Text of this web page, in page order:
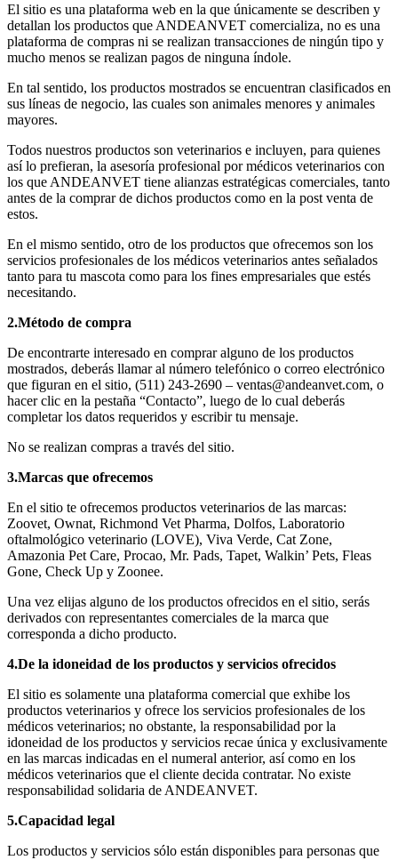
El sitio es una plataforma web en la que únicamente se describen y
detallan los productos que ANDEANVET comercializa, no es una
plataforma de compras ni se realizan transacciones de ningún tipo y
mucho menos se realizan pagos de ninguna índole.
En tal sentido, los productos mostrados se encuentran clasificados en
sus líneas de negocio, las cuales son animales menores y animales
mayores.
Todos nuestros productos son veterinarios e incluyen, para quienes
así lo prefieran, la asesoría profesional por médicos veterinarios con
los que ANDEANVET tiene alianzas estratégicas comerciales, tanto
antes de la comprar de dichos productos como en la post venta de
estos.
En el mismo sentido, otro de los productos que ofrecemos son los
servicios profesionales de los médicos veterinarios antes señalados
tanto para tu mascota como para los fines empresariales que estés
necesitando.
2.Método de compra
De encontrarte interesado en comprar alguno de los productos
mostrados, deberás llamar al número telefónico o correo electrónico
que figuran en el sitio, (511) 243-2690 – ventas@andeanvet.com, o
hacer clic en la pestaña “Contacto”, luego de lo cual deberás
completar los datos requeridos y escribir tu mensaje.
No se realizan compras a través del sitio.
3.Marcas que ofrecemos
En el sitio te ofrecemos productos veterinarios de las marcas:
Zoovet, Ownat, Richmond Vet Pharma, Dolfos, Laboratorio
oftalmológico veterinario (LOVE), Viva Verde, Cat Zone,
Amazonia Pet Care, Procao, Mr. Pads, Tapet, Walkin’ Pets, Fleas
Gone, Check Up y Zoonee.
Una vez elijas alguno de los productos ofrecidos en el sitio, serás
derivados con representantes comerciales de la marca que
corresponda a dicho producto.
4.De la idoneidad de los productos y servicios ofrecidos
El sitio es solamente una plataforma comercial que exhibe los
productos veterinarios y ofrece los servicios profesionales de los
médicos veterinarios; no obstante, la responsabilidad por la
idoneidad de los productos y servicios recae única y exclusivamente
en las marcas indicadas en el numeral anterior, así como en los
médicos veterinarios que el cliente decida contratar. No existe
responsabilidad solidaria de ANDEANVET.
5.Capacidad legal
Los productos y servicios sólo están disponibles para personas que